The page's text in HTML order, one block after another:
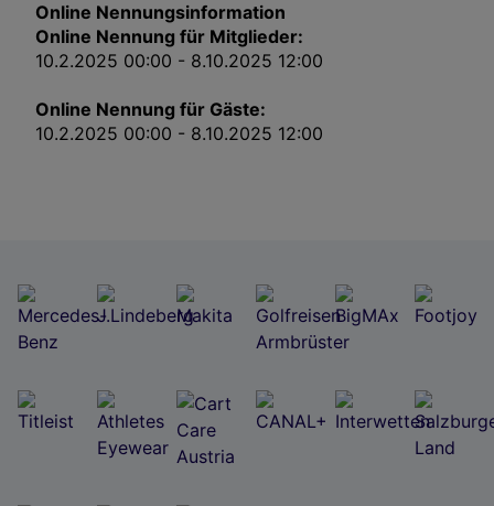
Online Nennungsinformation
Online Nennung für Mitglieder:
10.2.2025 00:00 - 8.10.2025 12:00
Online Nennung für Gäste:
10.2.2025 00:00 - 8.10.2025 12:00
Wir und unsere Partner verarbeiten Daten, um
Folgendes bereitzustellen:
Endgerät. Personalisierte Werbung und Inhalte, Messung von Werbeleistung
und der Performance von Inhalten, Zielgruppenforschung sowie Entwicklung
und Verbesserung von Angeboten.